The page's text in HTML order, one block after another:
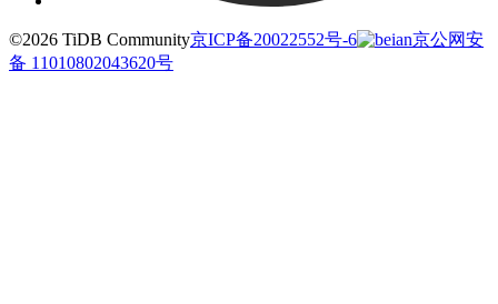
©2026 TiDB Community京ICP备20022552号-6
京公网安
备 11010802043620号